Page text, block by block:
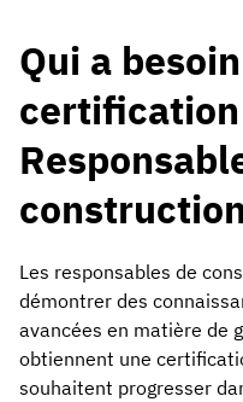
Qui a
Les responsables de
démontrer des
avancées en matière de
obtiennent une
souhaitent progresser